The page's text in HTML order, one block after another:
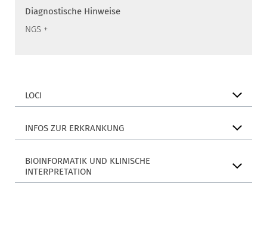
Diagnostische Hinweise
NGS +
LOCI
INFOS ZUR ERKRANKUNG
BIOINFORMATIK UND KLINISCHE
INTERPRETATION